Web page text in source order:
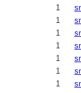
1
1
1
1
1
1
1